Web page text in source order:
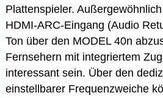
Plattenspieler.
HDMI-ARC-Eingang (Audio
Ton über den MODEL 40n
Fernsehern mit integriertem
interessant sein. Über den
einstellbarer Frequenzweiche